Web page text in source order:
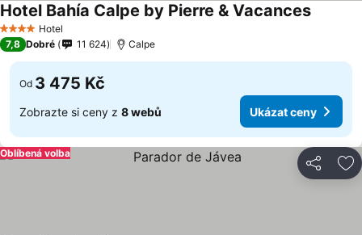
4 Počet hvězdiček
Hotel
Hotel Bahía Calpe by Pierre & VacancesUkázat
7,8 Dobré 11 624 Calpe
Od 3 475 Kč
Zobrazte si ceny z 8 webů Ukázat ceny
Sdílet
Oblíbená volba